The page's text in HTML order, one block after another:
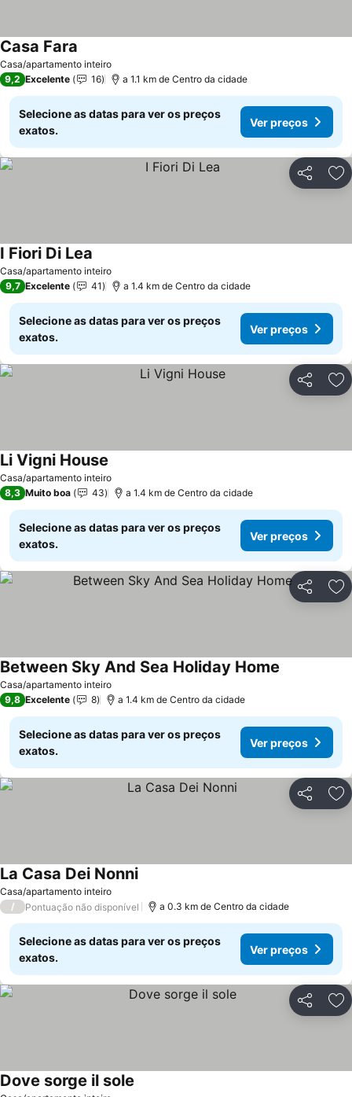
Casa/apartamento inteiro
Casa Fara
9,2 Excelente 16 a 1.1 km de Centro da cidade
Selecione as datas para ver os preços
exatos.
Ver preços
Partilhar
Casa/apartamento inteiro
I Fiori Di Lea
9,7 Excelente 41 a 1.4 km de Centro da cidade
Selecione as datas para ver os preços
exatos.
Ver preços
Partilhar
Casa/apartamento inteiro
Li Vigni House
8,3 Muito boa 43 a 1.4 km de Centro da cidade
Selecione as datas para ver os preços
exatos.
Ver preços
Partilhar
Casa/apartamento inteiro
Between Sky And Sea Holiday Home
9,8 Excelente 8 a 1.4 km de Centro da cidade
Selecione as datas para ver os preços
exatos.
Ver preços
Partilhar
Casa/apartamento inteiro
La Casa Dei NonniVer preços
/ Pontuação não disponível a 0.3 km de Centro da cidade
Selecione as datas para ver os preços
exatos.
Ver preços
Partilhar
Dove sorge il sole